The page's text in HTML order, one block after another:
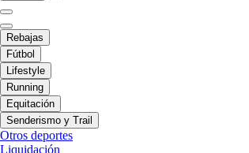
Rebajas
Fútbol
Lifestyle
Running
Equitación
Senderismo y Trail
Otros deportes
Liquidación